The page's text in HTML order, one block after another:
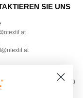
SIE UNS
– Donnerstag: 10:00–13:00